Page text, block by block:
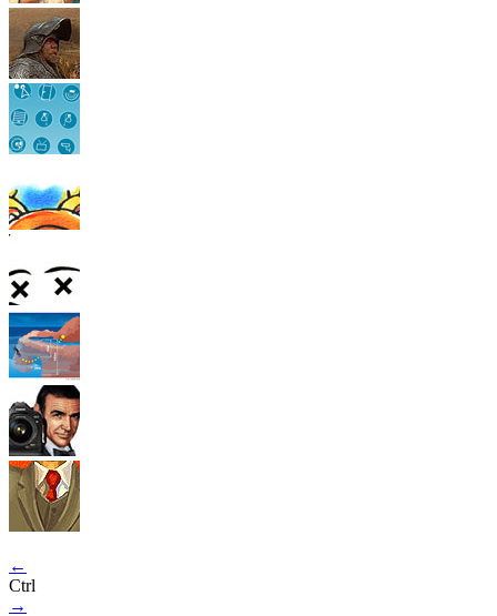
←
Ctrl
→